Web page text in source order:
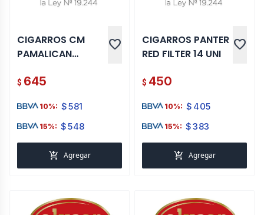
CIGARROS CM
PAMALICAN
favorite
$ 645
10%: $581
15%: $548
add_shopping_cart Agregar
CIGARROS PANTER
RED FILTER 14 UNI
favorite
$ 450
10%: $ 405
15%: $383
add_shopping_cart Agregar